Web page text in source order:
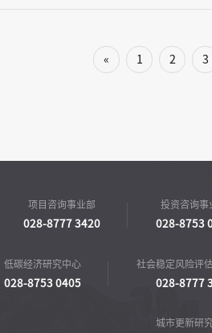
« 1 2 3
项目咨询事业部
028-8777 3420
投资咨询事
028-8753
低碳经济研究中心
028-8753 0405
社会稳定风险评
028-8777
城市更新研